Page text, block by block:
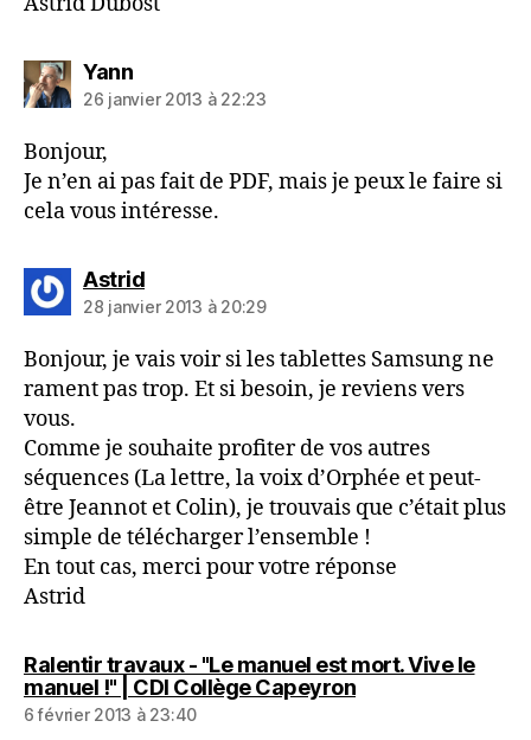
Yanndit :
26 janvier 2013 à 22:23
Bonjour,
Je n’en ai pas fait de PDF, mais je peux le faire si
cela vous intéresse.
Astriddit :
28 janvier 2013 à 20:29
Bonjour, je vais voir si les tablettes Samsung ne
rament pas trop. Et si besoin, je reviens vers
vous.
Comme je souhaite profiter de vos autres
séquences (La lettre, la voix d’Orphée et peut-
être Jeannot et Colin), je trouvais que c’était plus
simple de télécharger l’ensemble !
En tout cas, merci pour votre réponse
Astrid
Ralentir travaux - "Le manuel est mort. Vive le
manuel !" | CDI Collège Capeyrondit :
6 février 2013 à 23:40